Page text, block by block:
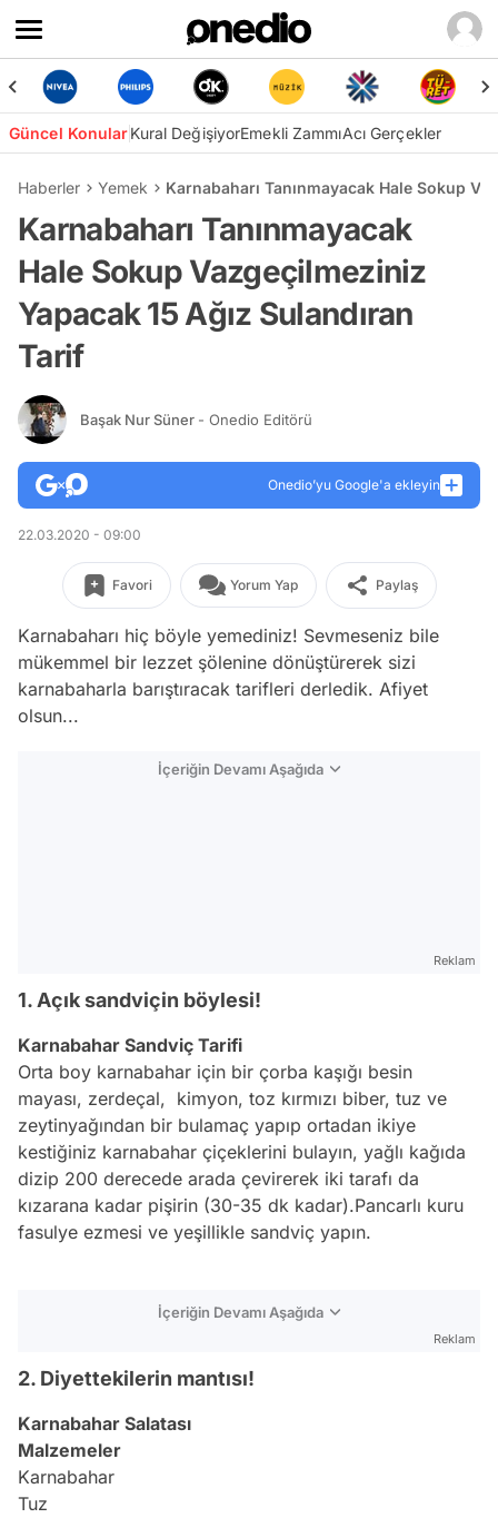
Güncel KonularKural DeğişiyorEmekli ZammıAcı Gerçekler
Haberler Yemek Karnabaharı Tanınmayacak Hale Sokup
Karnabaharı Tanınmayacak
Hale Sokup Vazgeçilmeziniz
Yapacak 15 Ağız Sulandıran
Tarif
Başak Nur Süner - Onedio Editörü
Onedio’yu Google'a ekleyin
22.03.2020 - 09:00
Favori Yorum Yap Paylaş
Karnabaharı hiç böyle yemediniz! Sevmeseniz bile
mükemmel bir lezzet şölenine dönüştürerek sizi
karnabaharla barıştıracak tarifleri derledik. Afiyet
olsun...
İçeriğin Devamı Aşağıda
Reklam
1. Açık sandviçin böylesi!
Karnabahar Sandviç Tarifi
Orta boy karnabahar için bir çorba kaşığı besin
mayası, zerdeçal, kimyon, toz kırmızı biber, tuz ve
zeytinyağından bir bulamaç yapıp ortadan ikiye
kestiğiniz karnabahar çiçeklerini bulayın, yağlı kağıda
dizip 200 derecede arada çevirerek iki tarafı da
kızarana kadar pişirin (30-35 dk kadar).Pancarlı kuru
fasulye ezmesi ve yeşillikle sandviç yapın.
İçeriğin Devamı Aşağıda
Reklam
2. Diyettekilerin mantısı!
Karnabahar Salatası
Malzemeler
Karnabahar
Tuz